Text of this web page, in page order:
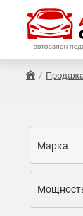
Марка